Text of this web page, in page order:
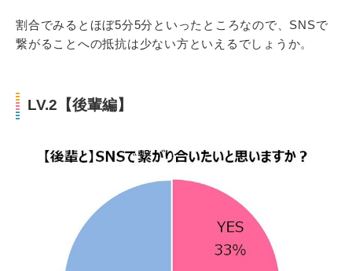
割合でみるとほぼ5分5分といったところなので、SNSで
繋がることへの抵抗は少ない方といえるでしょうか。
LV.2【後輩編】